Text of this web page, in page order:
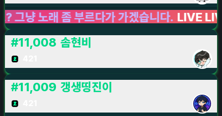
노래 좀 부르다가 가겠습니다. LIVE LIVE
#11,008 솜현비
#11,009 갱생띵진이